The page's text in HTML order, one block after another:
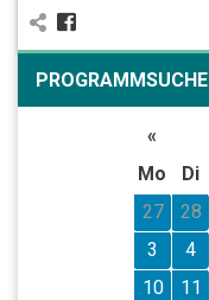
PROGRAMMSUCHE
«
Mo
Di
27
28
3
4
10
11